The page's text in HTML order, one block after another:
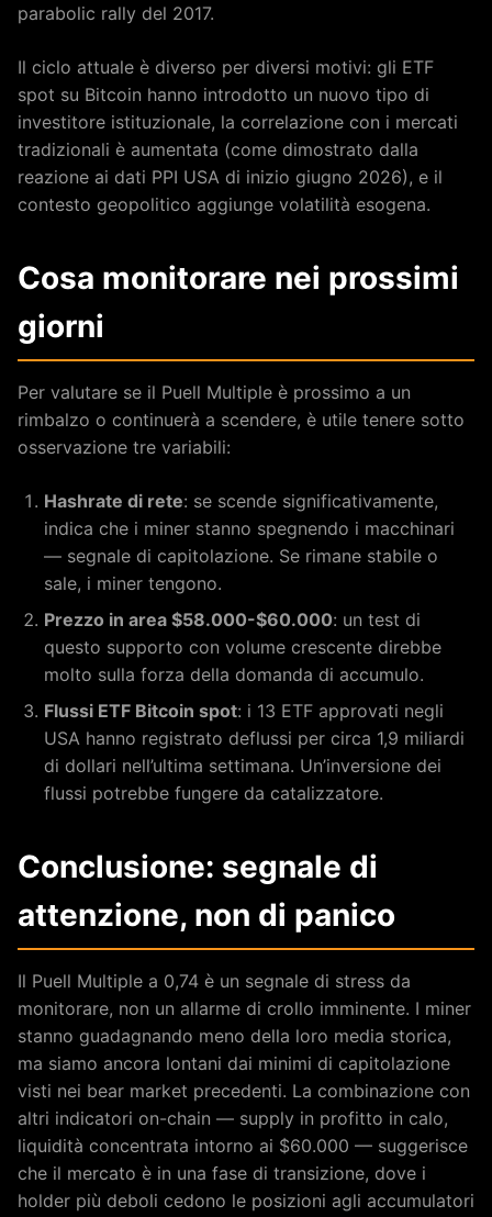
parabolic rally del 2017.
Il ciclo attuale è diverso per diversi motivi: gli ETF
spot su Bitcoin hanno introdotto un nuovo tipo di
investitore istituzionale, la correlazione con i mercati
tradizionali è aumentata (come dimostrato dalla
reazione ai dati PPI USA di inizio giugno 2026), e il
contesto geopolitico aggiunge volatilità esogena.
Cosa monitorare nei prossimi
giorni
Per valutare se il Puell Multiple è prossimo a un
rimbalzo o continuerà a scendere, è utile tenere sotto
osservazione tre variabili:
Hashrate di rete: se scende significativamente,
indica che i miner stanno spegnendo i macchinari
— segnale di capitolazione. Se rimane stabile o
sale, i miner tengono.
Prezzo in area $58.000-$60.000: un test di
questo supporto con volume crescente direbbe
molto sulla forza della domanda di accumulo.
Flussi ETF Bitcoin spot: i 13 ETF approvati negli
USA hanno registrato deflussi per circa 1,9 miliardi
di dollari nell’ultima settimana. Un’inversione dei
flussi potrebbe fungere da catalizzatore.
Conclusione: segnale di
attenzione, non di panico
Il Puell Multiple a 0,74 è un segnale di stress da
monitorare, non un allarme di crollo imminente. I miner
stanno guadagnando meno della loro media storica,
ma siamo ancora lontani dai minimi di capitolazione
visti nei bear market precedenti. La combinazione con
altri indicatori on-chain — supply in profitto in calo,
liquidità concentrata intorno ai $60.000 — suggerisce
che il mercato è in una fase di transizione, dove i
holder più deboli cedono le posizioni agli accumulatori